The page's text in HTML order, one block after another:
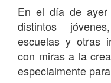
Viviendas
En el día de ayer
distintos
escuelas y otras
con miras a la
especialmente